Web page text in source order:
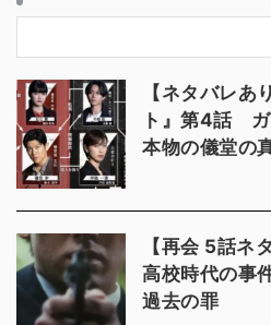
【ネタバレあ
ト』第4話 ガ
本物の儀堂の
【再会 5話ネ
高校時代の事
過去の罪